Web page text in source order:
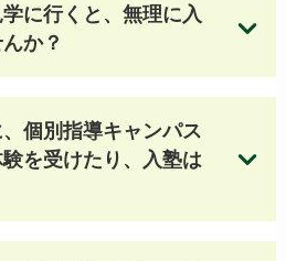
私立高校】
校
八千代松陰高等学校
流通経済大学付属柏高等学校
浦安高等学校
に行くと、無理に入
か？
個別指導キャンパス
を受けたり、入塾は